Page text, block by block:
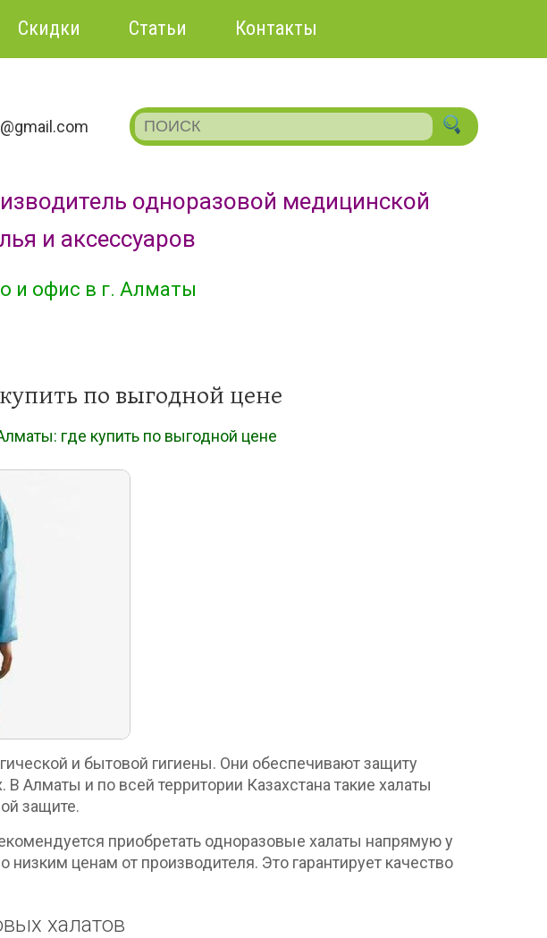
Скидки Статьи Контакты
одноразовой медицинской
и аксессуаров
и офис в г. Алматы
по выгодной цене
где купить по выгодной цене
и бытовой гигиены. Они обеспечивают защиту
и по всей территории Казахстана такие халаты
защите.
приобретать одноразовые халаты напрямую у
ценам от производителя. Это гарантирует качество
халатов